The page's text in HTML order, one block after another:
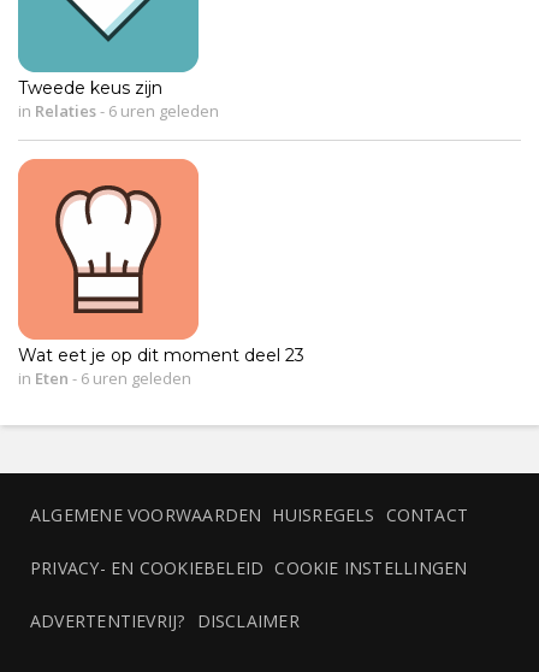
Tweede keus zijn
in Relaties- 6 uren geleden
Wat eet je op dit moment deel 23
in Eten - 6 uren geleden
ALGEMENE VOORWAARDEN HUISREGELS CONTACT
PRIVACY- EN COOKIEBELEID COOKIE INSTELLINGEN
ADVERTENTIEVRIJ? DISCLAIMER